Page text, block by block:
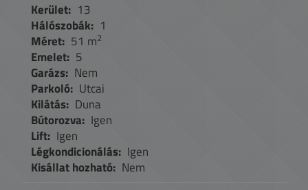
Kerület: 13
Hálószobák: 1
Méret: 51 m2
Emelet: 5
Garázs: Nem
Parkoló: Utcai
Kilátás: Duna
Bútorozva: Igen
Lift: Igen
Légkondicionálás: Igen
Kisállat hozható: Nem